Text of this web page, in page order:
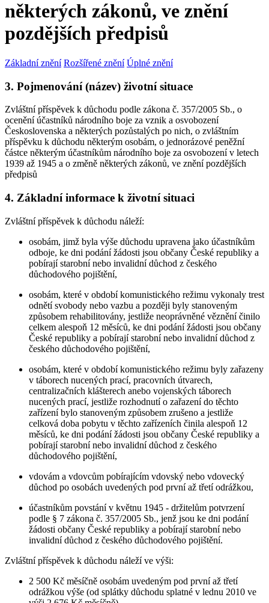
některých zákonů, ve znění
pozdějších předpisů
Základní znění Rozšířené znění Úplné znění
3. Pojmenování (název) životní situace
Zvláštní příspěvek k důchodu podle zákona č. 357/2005 Sb., o
ocenění účastníků národního boje za vznik a osvobození
Československa a některých pozůstalých po nich, o zvláštním
příspěvku k důchodu některým osobám, o jednorázové peněžní
částce některým účastníkům národního boje za osvobození v letech
1939 až 1945 a o změně některých zákonů, ve znění pozdějších
předpisů
4. Základní informace k životní situaci
Zvláštní příspěvek k důchodu náleží:
osobám, jimž byla výše důchodu upravena jako účastníkům
odboje, ke dni podání žádosti jsou občany České republiky a
pobírají starobní nebo invalidní důchod z českého
důchodového pojištění,
osobám, které v období komunistického režimu vykonaly trest
odnětí svobody nebo vazbu a později byly stanoveným
způsobem rehabilitovány, jestliže neoprávněné věznění činilo
celkem alespoň 12 měsíců, ke dni podání žádosti jsou občany
České republiky a pobírají starobní nebo invalidní důchod z
českého důchodového pojištění,
osobám, které v období komunistického režimu byly zařazeny
v táborech nucených prací, pracovních útvarech,
centralizačních klášterech anebo vojenských táborech
nucených prací, jestliže rozhodnutí o zařazení do těchto
zařízení bylo stanoveným způsobem zrušeno a jestliže
celková doba pobytu v těchto zařízeních činila alespoň 12
měsíců, ke dni podání žádosti jsou občany České republiky a
pobírají starobní nebo invalidní důchod z českého
důchodového pojištění,
vdovám a vdovcům pobírajícím vdovský nebo vdovecký
důchod po osobách uvedených pod první až třetí odrážkou,
účastníkům povstání v květnu 1945 - držitelům potvrzení
podle § 7 zákona č. 357/2005 Sb., jenž jsou ke dni podání
žádosti občany České republiky a pobírají starobní nebo
invalidní důchod z českého důchodového pojištění.
Zvláštní příspěvek k důchodu náleží ve výši:
2 500 Kč měsíčně osobám uvedeným pod první až třetí
odrážkou výše (od splátky důchodu splatné v lednu 2010 ve